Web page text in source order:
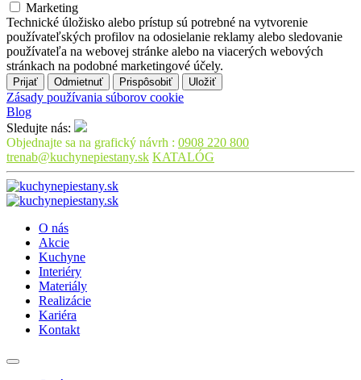
Marketing
Technické úložisko alebo prístup sú potrebné na vytvorenie
používateľských profilov na odosielanie reklamy alebo sledovanie
používateľa na webovej stránke alebo na viacerých webových
stránkach na podobné marketingové účely.
Prijať Odmietnuť Prispôsobiť Uložiť
Zásady používania súborov cookie
Blog
Sledujte nás:
Objednajte sa na grafický návrh : 0908 220 800
trenab@kuchynepiestany.sk KATALÓG
O nás
Akcie
Kuchyne
Interiéry
Materiály
Realizácie
Kariéra
Kontakt